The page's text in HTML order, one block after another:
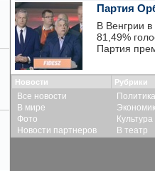
Партия
В Венгрии
81,49%
Партия
Новости
Все новости
В мире
Фото
Новости партнеров
Рубрики
Политика
Культура
В театр